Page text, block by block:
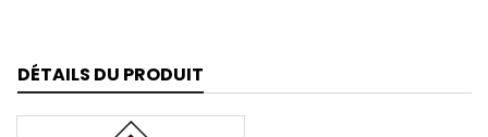
DÉTAILS DU PRODUIT